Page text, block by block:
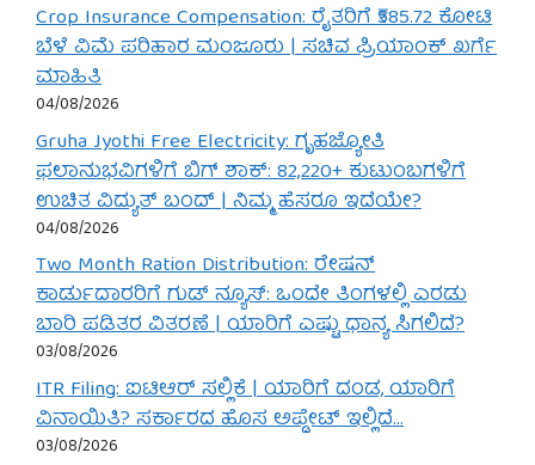
Crop Insurance Compensation: ರೈತರಿಗೆ ₹585.72 ಕೋಟಿ
ಬೆಳೆ ವಿಮೆ ಪರಿಹಾರ ಮಂಜೂರು | ಸಚಿವ ಪ್ರಿಯಾಂಕ್ ಖರ್ಗೆ
ಮಾಹಿತಿ
04/08/2026
Gruha Jyothi Free Electricity: ಗೃಹಜ್ಯೋತಿ
ಫಲಾನುಭವಿಗಳಿಗೆ ಬಿಗ್ ಶಾಕ್: 82,220+ ಕುಟುಂಬಗಳಿಗೆ
ಉಚಿತ ವಿದ್ಯುತ್ ಬಂದ್ | ನಿಮ್ಮ ಹೆಸರೂ ಇದೆಯೇ?
04/08/2026
Two Month Ration Distribution: ರೇಷನ್
ಕಾರ್ಡುದಾರರಿಗೆ ಗುಡ್ ನ್ಯೂಸ್: ಒಂದೇ ತಿಂಗಳಲ್ಲಿ ಎರಡು
ಬಾರಿ ಪಡಿತರ ವಿತರಣೆ | ಯಾರಿಗೆ ಎಷ್ಟು ಧಾನ್ಯ ಸಿಗಲಿದೆ?
03/08/2026
ITR Filing: ಐಟಿಆರ್ ಸಲ್ಲಿಕೆ | ಯಾರಿಗೆ ದಂಡ, ಯಾರಿಗೆ
ವಿನಾಯಿತಿ? ಸರ್ಕಾರದ ಹೊಸ ಅಪ್ಡೇಟ್ ಇಲ್ಲಿದೆ…
03/08/2026